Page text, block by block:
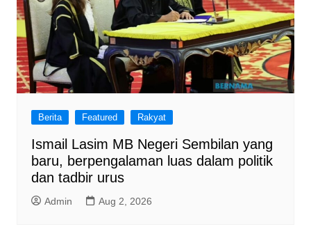
Berita Featured Rakyat
Ismail Lasim MB Negeri Sembilan yang
baru, berpengalaman luas dalam politik
dan tadbir urus
Admin Aug 2, 2026